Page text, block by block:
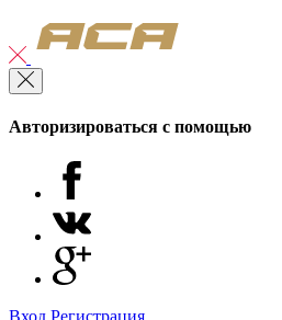
Авторизироваться с помощью
Вход Регистрация